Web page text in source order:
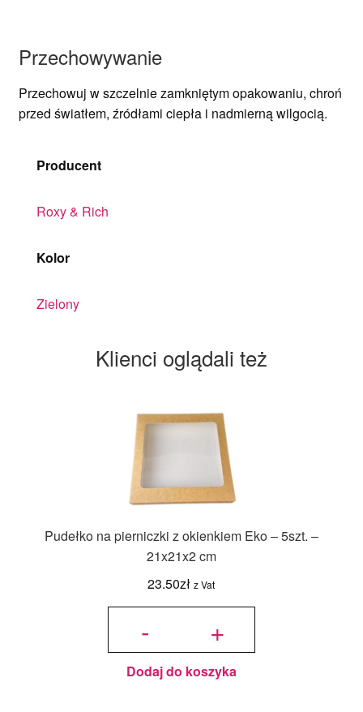
Przechowywanie
Przechowuj w szczelnie zamkniętym opakowaniu, chroń
przed światłem, źródłami ciepła i nadmierną wilgocią.
Producent
Roxy & Rich
Kolor
Zielony
Klienci oglądali też
Pudełko na pierniczki z okienkiem Eko – 5szt. –
21x21x2 cm
23.50zł z Vat
-
ilość
pierniczki
okienkiem
Eko -
5szt. -
cm
+
Dodaj do koszyka